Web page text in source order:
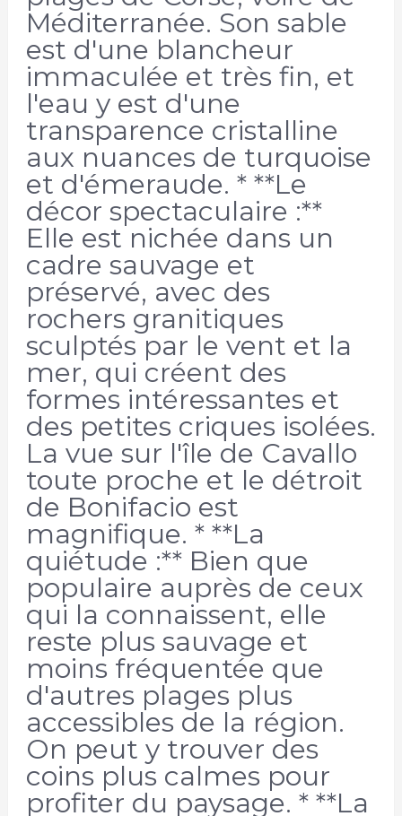
Méditerranée. Son sable
est d'une blancheur
immaculée et très fin, et
l'eau y est d'une
transparence cristalline
aux nuances de turquoise
et d'émeraude. * **Le
décor spectaculaire :**
Elle est nichée dans un
cadre sauvage et
préservé, avec des
rochers granitiques
sculptés par le vent et la
mer, qui créent des
formes intéressantes et
des petites criques isolées.
La vue sur l'île de Cavallo
toute proche et le détroit
de Bonifacio est
magnifique. * **La
quiétude :** Bien que
populaire auprès de ceux
qui la connaissent, elle
reste plus sauvage et
moins fréquentée que
d'autres plages plus
accessibles de la région.
On peut y trouver des
coins plus calmes pour
profiter du paysage. * **La